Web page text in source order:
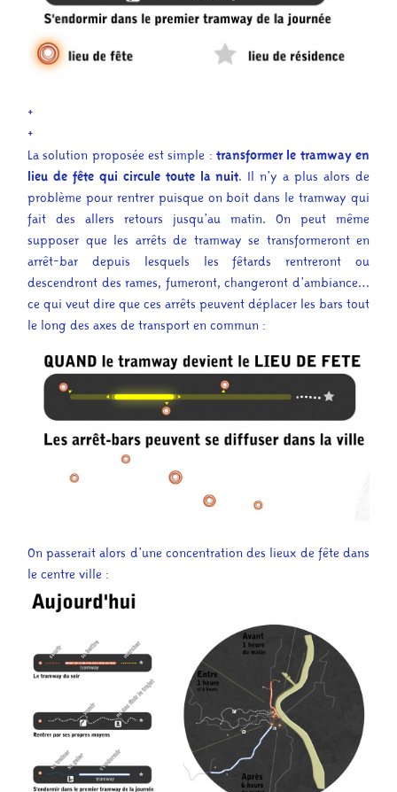
+
+
La solution proposée est simple : transformer le tramway en
lieu de fête qui circule toute la nuit. Il n’y a plus alors de
problème pour rentrer puisque on boit dans le tramway qui
fait des allers retours jusqu’au matin. On peut même
supposer que les arrêts de tramway se transformeront en
arrêt-bar depuis lesquels les fêtards rentreront ou
descendront des rames, fumeront, changeront d’ambiance…
ce qui veut dire que ces arrêts peuvent déplacer les bars tout
le long des axes de transport en commun :
On passerait alors d’une concentration des lieux de fête dans
le centre ville :